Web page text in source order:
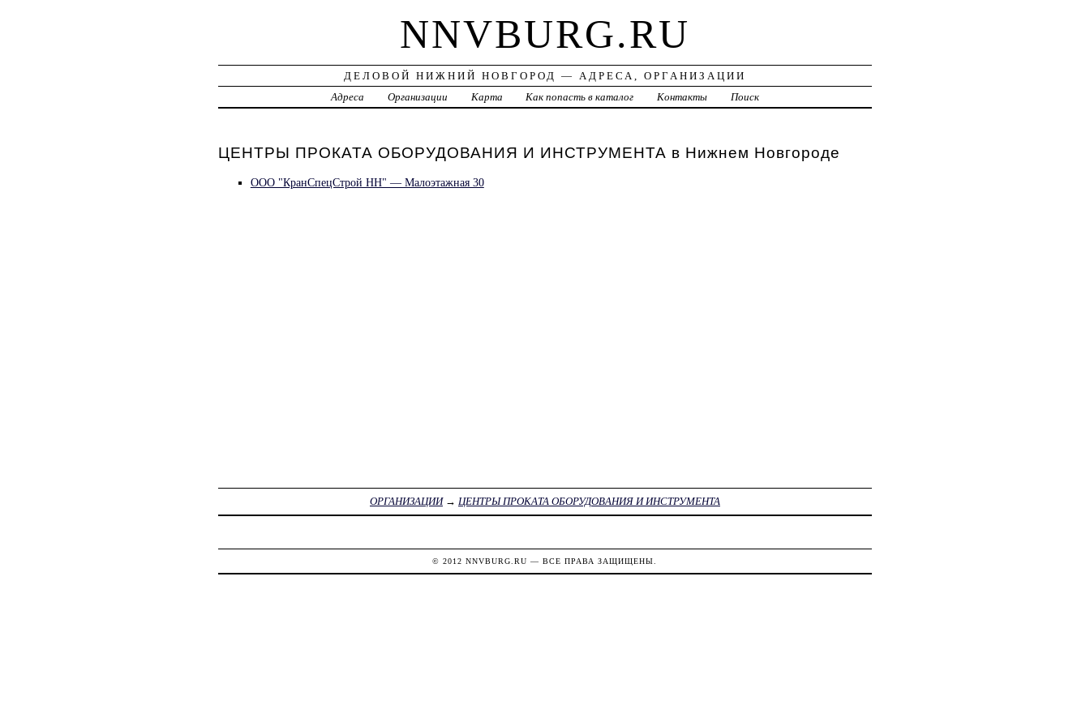
NNVBURG.RU
ДЕЛОВОЙ НИЖНИЙ НОВГОРОД — АДРЕСА, ОРГАНИЗАЦИИ
Адреса
Организации Карта Как попасть в каталог Контакты Поиск
ЦЕНТРЫ ПРОКАТА ОБОРУДОВАНИЯ И ИНСТРУМЕНТА в Нижнем Новгороде
ООО "КранСпецСтрой НН" — Малоэтажная 30
ОРГАНИЗАЦИИ→ ЦЕНТРЫ ПРОКАТА ОБОРУДОВАНИЯ И ИНСТРУМЕНТА
© 2012NNVBURG.RU — ВСЕ ПРАВА ЗАЩИЩЕНЫ.